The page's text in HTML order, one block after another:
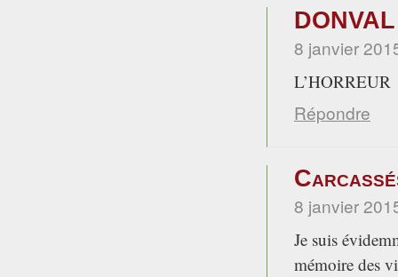
DONVAL
8 janvier
L’HORREUR
Répondre
8 janvier
Je suis
mémoire des